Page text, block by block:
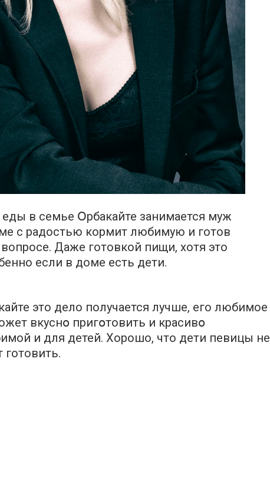
в семье Օрбакайте занимается муж
с радостью кормит любимую и готов
Даже готовкой пищи, хотя это
если в доме есть дети.
это дело получается лучше, его любимое
вкуснօ пригօтовить и красивօ
и для детей. Хорошо, что дети певицы не